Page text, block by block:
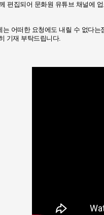
편집되어 문화원 유튜브 채널에
어떠한 요청에도 내릴 수 없다는
기재 부탁드립니다.